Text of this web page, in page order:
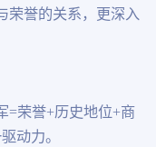
荣誉的关系，更深入
=荣誉+历史地位+商
动力。